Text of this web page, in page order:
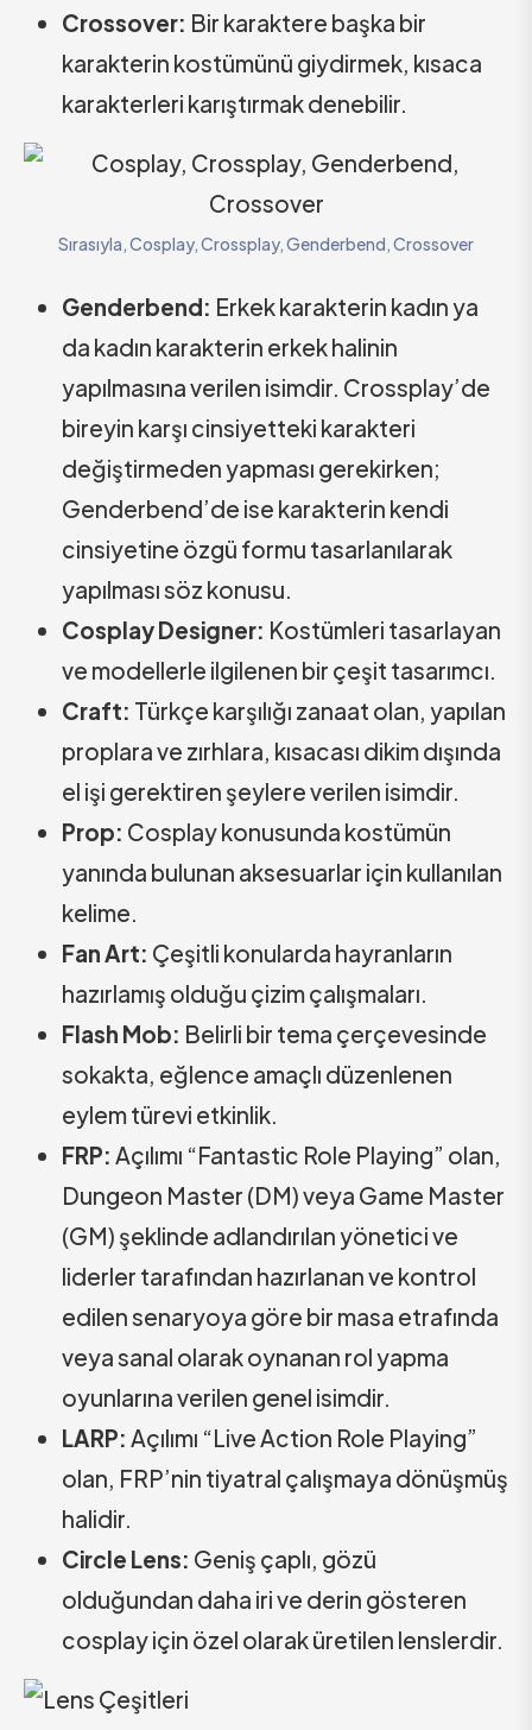
Crossover: Bir karaktere başka bir
karakterin kostümünü giydirmek, kısaca
karakterleri karıştırmak denebilir.
Sırasıyla, Cosplay, Crossplay, Genderbend, Crossover
Genderbend: Erkek karakterin kadın ya
da kadın karakterin erkek halinin
yapılmasına verilen isimdir. Crossplay’de
bireyin karşı cinsiyetteki karakteri
değiştirmeden yapması gerekirken;
Genderbend’de ise karakterin kendi
cinsiyetine özgü formu tasarlanılarak
yapılması söz konusu.
Cosplay Designer: Kostümleri tasarlayan
ve modellerle ilgilenen bir çeşit tasarımcı.
Craft: Türkçe karşılığı zanaat olan, yapılan
proplara ve zırhlara, kısacası dikim dışında
el işi gerektiren şeylere verilen isimdir.
Prop: Cosplay konusunda kostümün
yanında bulunan aksesuarlar için kullanılan
kelime.
Fan Art: Çeşitli konularda hayranların
hazırlamış olduğu çizim çalışmaları.
Flash Mob: Belirli bir tema çerçevesinde
sokakta, eğlence amaçlı düzenlenen
eylem türevi etkinlik.
FRP: Açılımı “Fantastic Role Playing” olan,
Dungeon Master (DM) veya Game Master
(GM) şeklinde adlandırılan yönetici ve
liderler tarafından hazırlanan ve kontrol
edilen senaryoya göre bir masa etrafında
veya sanal olarak oynanan rol yapma
oyunlarına verilen genel isimdir.
LARP: Açılımı “Live Action Role Playing”
olan, FRP’nin tiyatral çalışmaya dönüşmüş
halidir.
Circle Lens: Geniş çaplı, gözü
olduğundan daha iri ve derin gösteren
cosplay için özel olarak üretilen lenslerdir.